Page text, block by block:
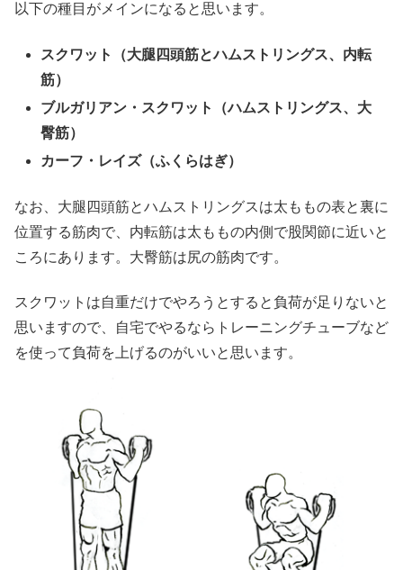
以下の種目がメインになると思います。
スクワット（大腿四頭筋とハムストリングス、内転
筋）
ブルガリアン・スクワット（ハムストリングス、大
臀筋）
カーフ・レイズ（ふくらはぎ）
なお、大腿四頭筋とハムストリングスは太ももの表と裏に
位置する筋肉で、内転筋は太ももの内側で股関節に近いと
ころにあります。大臀筋は尻の筋肉です。
スクワットは自重だけでやろうとすると負荷が足りないと
思いますので、自宅でやるならトレーニングチューブなど
を使って負荷を上げるのがいいと思います。